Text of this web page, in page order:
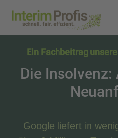
Ein Fachbeitrag
Die
Google liefert in